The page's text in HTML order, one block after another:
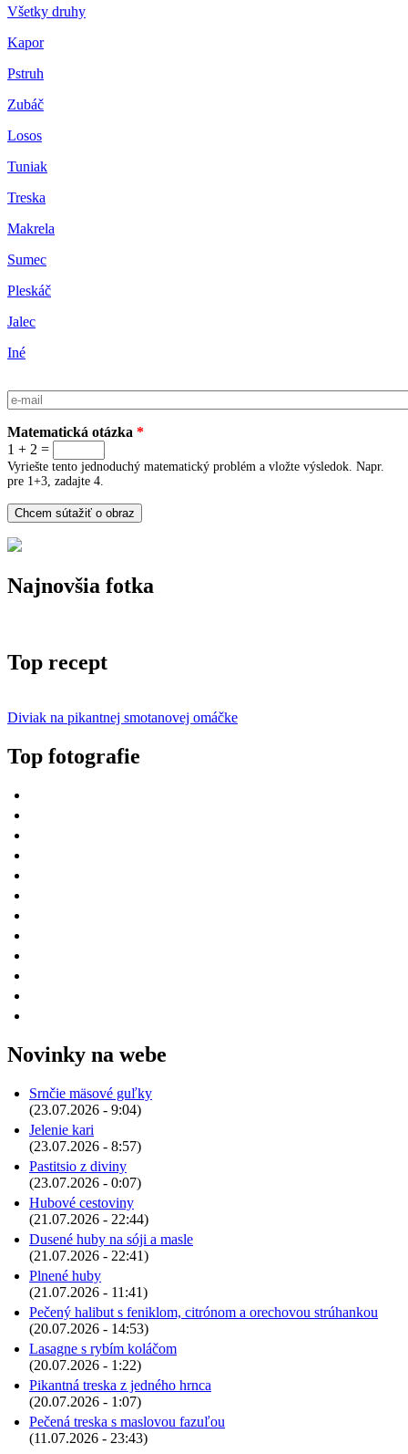
Všetky druhy
Kapor
Pstruh
Zubáč
Losos
Tuniak
Treska
Makrela
Sumec
Pleskáč
Jalec
Iné
E-mail
Matematická otázka *
1 + 2 =
Vyriešte tento jednoduchý matematický problém a vložte výsledok. Napr.
pre 1+3, zadajte 4.
Najnovšia fotka
Top recept
Diviak na pikantnej smotanovej omáčke
Top fotografie
Novinky na webe
Srnčie mäsové guľky
(23.07.2026 - 9:04)
Jelenie kari
(23.07.2026 - 8:57)
Pastitsio z diviny
(23.07.2026 - 0:07)
Hubové cestoviny
(21.07.2026 - 22:44)
Dusené huby na sóji a masle
(21.07.2026 - 22:41)
Plnené huby
(21.07.2026 - 11:41)
Pečený halibut s feniklom, citrónom a orechovou strúhankou
(20.07.2026 - 14:53)
Lasagne s rybím koláčom
(20.07.2026 - 1:22)
Pikantná treska z jedného hrnca
(20.07.2026 - 1:07)
Pečená treska s maslovou fazuľou
(11.07.2026 - 23:43)